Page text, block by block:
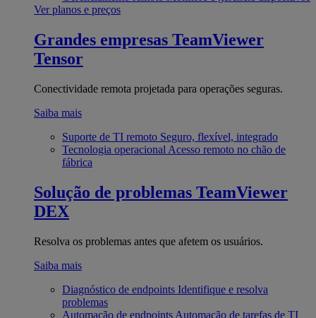
Ver planos e preços
Grandes empresas TeamViewer
Tensor
Conectividade remota projetada para operações seguras.
Saiba mais
Suporte de TI remoto Seguro, flexível, integrado
Tecnologia operacional Acesso remoto no chão de
fábrica
Solução de problemas TeamViewer
DEX
Resolva os problemas antes que afetem os usuários.
Saiba mais
Diagnóstico de endpoints Identifique e resolva
problemas
Automação de endpoints Automação de tarefas de TI